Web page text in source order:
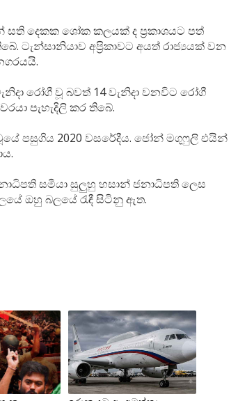
දෙකක ශෝක කලයක් ද ප්‍රකාශයට පත්
ටැන්සානියාව අප්‍රිකාවට අයත් රාජ්‍යයක් වන
රෝගී වූ බවත් 14 වැනිදා වනවිට රෝගී
පැහැදිලි කර තිබේ.
පසුගිය 2020 වසරේදීය. ජෝන් මගුෆුලි එයින්
සමීයා සුලුහු හසාන් ජනාධිපති ලෙස
ඔහු බලයේ රැඳී සිටිනු ඇත.